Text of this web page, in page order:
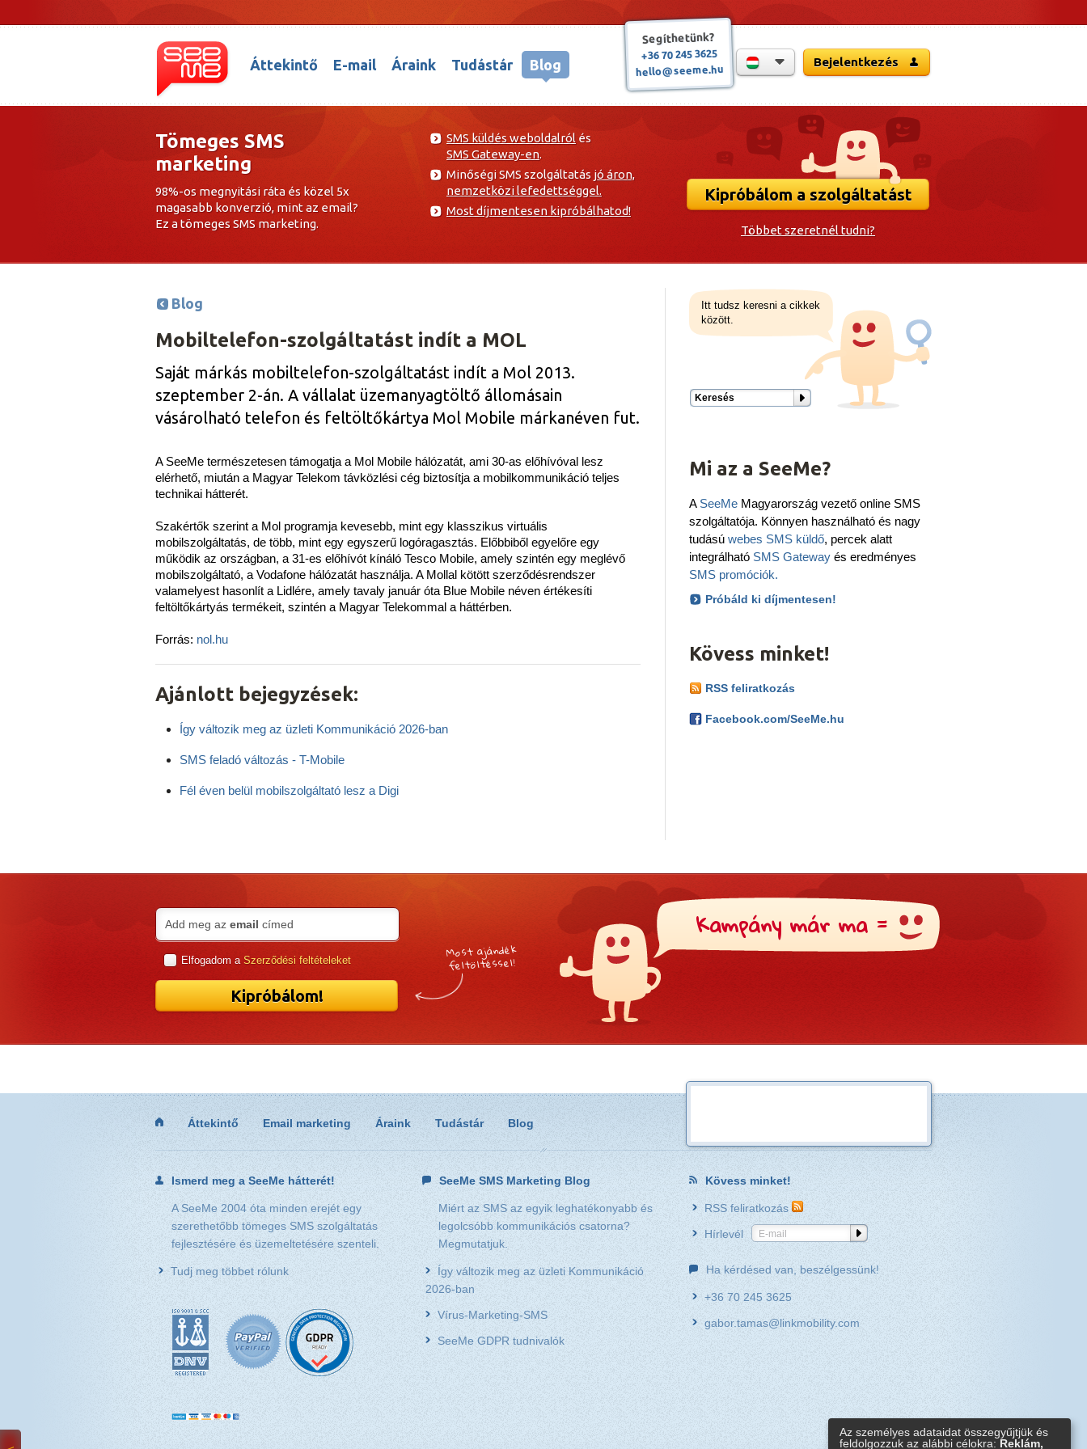
Áttekintő E-mail Áraink Tudástár Blog
Segíthetünk?
+36 70 245 3625
hello@seeme.hu
Bejelentkezés
Tömeges SMS
marketing
98%-os megnyitási ráta és közel 5x
magasabb konverzió, mint az email?
Ez a tömeges SMS marketing.
SMS küldés weboldalról és
SMS Gateway-en.
Minőségi SMS szolgáltatás jó áron,
nemzetközi lefedettséggel.
Most díjmentesen kipróbálhatod!
Kipróbálom a szolgáltatást
Többet szeretnél tudni?
Blog
Mobiltelefon-szolgáltatást indít a MOL
Saját márkás mobiltelefon-szolgáltatást indít a Mol 2013.
szeptember 2-án. A vállalat üzemanyagtöltő állomásain
vásárolható telefon és feltöltőkártya Mol Mobile márkanéven fut.
A SeeMe természetesen támogatja a Mol Mobile hálózatát, ami 30-as előhívóval lesz
elérhető, miután a Magyar Telekom távközlési cég biztosítja a mobilkommunikáció teljes
technikai hátterét.
Szakértők szerint a Mol programja kevesebb, mint egy klasszikus virtuális
mobilszolgáltatás, de több, mint egy egyszerű logóragasztás. Előbbiből egyelőre egy
működik az országban, a 31-es előhívót kínáló Tesco Mobile, amely szintén egy meglévő
mobilszolgáltató, a Vodafone hálózatát használja. A Mollal kötött szerződésrendszer
valamelyest hasonlít a Lidlére, amely tavaly január óta Blue Mobile néven értékesíti
feltöltőkártyás termékeit, szintén a Magyar Telekommal a háttérben.
Forrás: nol.hu
Ajánlott bejegyzések:
Így változik meg az üzleti Kommunikáció 2026-ban
SMS feladó változás - T-Mobile
Fél éven belül mobilszolgáltató lesz a Digi
Itt tudsz keresni a cikkek
között.
Keresés
Mi az a SeeMe?
A SeeMe Magyarország vezető online SMS
szolgáltatója. Könnyen használható és nagy
tudású webes SMS küldő, percek alatt
integrálható SMS Gateway és eredményes
SMS promóciók.
Próbáld ki díjmentesen!
Kövess minket!
RSS feliratkozás
Facebook.com/SeeMe.hu
Add meg az email címed
Elfogadom a Szerződési feltételeket
Kipróbálom!
Most ajándék
feltöltéssel!
Kampány már ma =
Áttekintő Email marketing Áraink Tudástár Blog
Ismerd meg a SeeMe hátterét!
A SeeMe 2004 óta minden erejét egy
szerethetőbb tömeges SMS szolgáltatás
fejlesztésére és üzemeltetésére szenteli.
Tudj meg többet rólunk
SeeMe SMS Marketing Blog
Miért az SMS az egyik leghatékonyabb és
legolcsóbb kommunikációs csatorna?
Megmutatjuk.
Így változik meg az üzleti Kommunikáció
2026-ban
Vírus-Marketing-SMS
SeeMe GDPR tudnivalók
Kövess minket!
RSS feliratkozás
Hírlevél
E-mail
Ha kérdésed van, beszélgessünk!
+36 70 245 3625
gabor.tamas@linkmobility.com
Az személyes adataidat összegyűjtjük és
feldolgozzuk az alábbi célokra: Reklám,